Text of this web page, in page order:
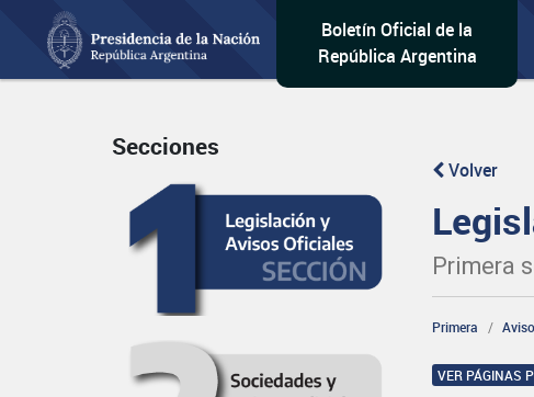
Boletín Oficial de la
República Argentina
Secciones
Volver
Primera
Primera
VER PÁGINAS